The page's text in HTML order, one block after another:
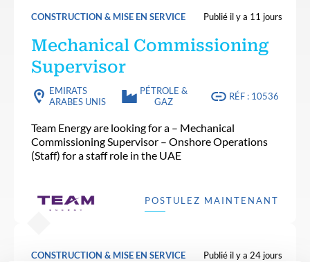
CONSTRUCTION & MISE EN SERVICE Publié il y a 11 jours
Mechanical Commissioning
Supervisor
EMIRATS
ARABES UNIS
PÉTROLE &
GAZ
RÉF : 10536
Team Energy are looking for a – Mechanical
Commissioning Supervisor – Onshore Operations
(Staff) for a staff role in the UAE
POSTULEZ MAINTENANT
CONSTRUCTION & MISE EN SERVICE Publié il y a 24 jours